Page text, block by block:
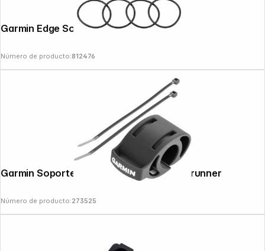
Garmin Edge Soporte para bici
Número de producto:812476
Garmin Soporte para bicicleta para Forerunner
Número de producto:273525